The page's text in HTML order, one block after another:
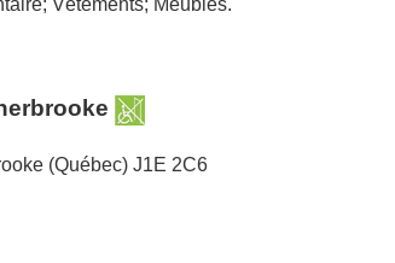
Vêtements; Meubles.
(Québec) J1E 2C6